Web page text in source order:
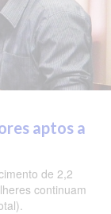
aptos a
de 2,2
continuam